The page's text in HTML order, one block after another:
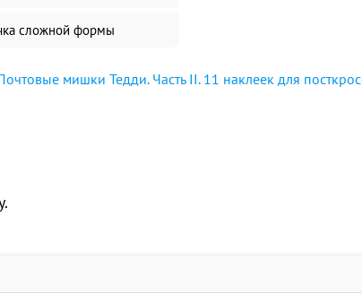
сложной формы
мишки Тедди. Часть II. 11 наклеек для